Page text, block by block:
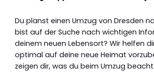
Du planst einen Umzug von Dresden
bist auf der Suche nach wichtigen
deinem neuen Lebensort? Wir helfen
optimal auf deine neue Heimat
zeigen dir, was du beim Umzug